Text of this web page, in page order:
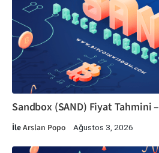
Sandbox (SAND) Fiyat Tahmini
İleArslan Popo Ağustos 3, 2026